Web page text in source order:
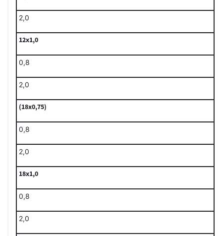
2,0
12x1,0
0,8
2,0
(18x0,75)
0,8
2,0
18x1,0
0,8
2,0